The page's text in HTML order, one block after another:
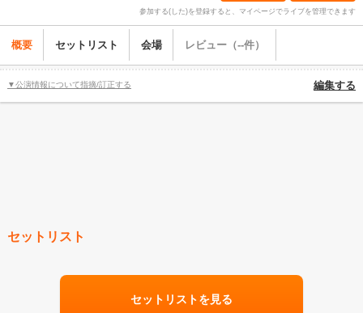
参加する(した)を登録すると、マイページでライブを管理できます
概要 セットリスト 会場 レビュー（--件）
▼公演情報について指摘/訂正する 編集する
セットリスト
セットリストを見る